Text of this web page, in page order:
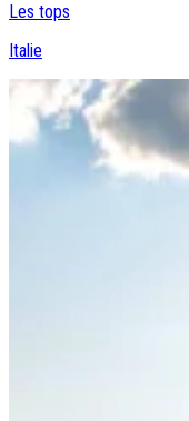
Les tops
Italie